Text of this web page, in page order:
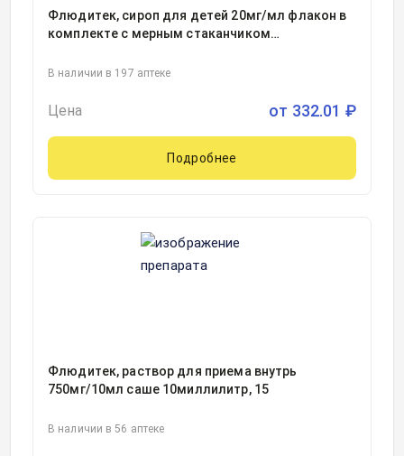
Флюдитек, сироп для детей 20мг/мл флакон в
комплекте с мерным стаканчиком
Мануфэкчуринг/Иннотера Шузи, Франция
В наличии в 197 аптеке
Цена от 332.01 ₽
Подробнее
Флюдитек, раствор для приема внутрь
750мг/10мл саше 10миллилитр, 15
В наличии в 56 аптеке